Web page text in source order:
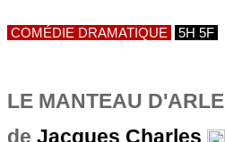
COMÉDIE DRAMATIQUE 5H 5F
LE MANTEAU
de Jacques Charles